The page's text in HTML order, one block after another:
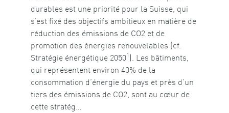
durables est une priorité pour la Suisse, qui
s’est fixé des objectifs ambitieux en matière de
réduction des émissions de CO2 et de
promotion des énergies renouvelables (cf.
Stratégie énergétique 20501). Les bâtiments,
qui représentent environ 40% de la
consommation d’énergie du pays et près d’un
tiers des émissions de CO2, sont au cœur de
cette stratég…